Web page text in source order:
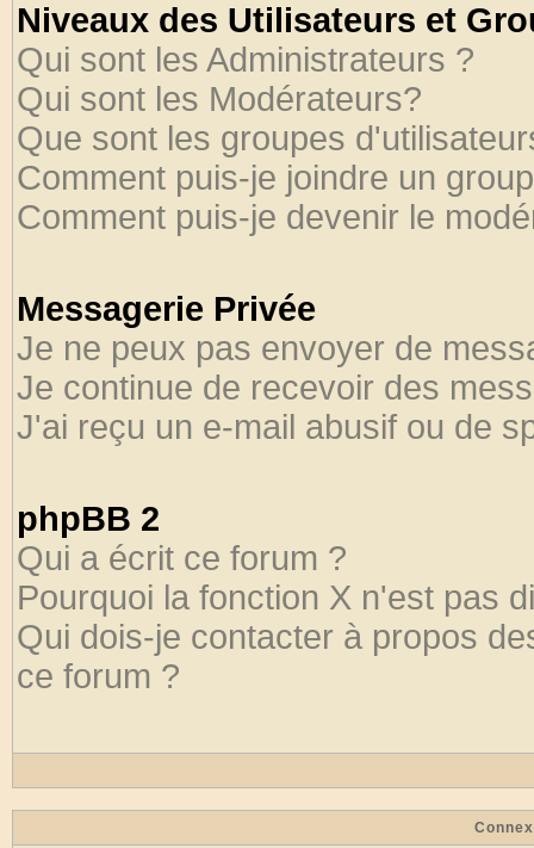
Niveaux des Utilisateurs et
Qui sont les Administrateurs ?
Qui sont les Modérateurs?
Que sont les groupes
Comment puis-je joindre un
Comment puis-je devenir le
Messagerie Privée
Je ne peux pas envoyer de
Je continue de recevoir des
J'ai reçu un e-mail abusif ou de
phpBB 2
Qui a écrit ce forum ?
Pourquoi la fonction X n'est pas
Qui dois-je contacter à propos
ce forum ?